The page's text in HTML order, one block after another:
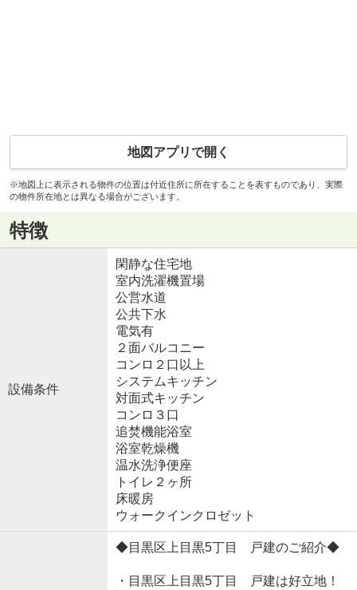
地図アプリで開く
※地図上に表示される物件の位置は付近住所に所在することを表すものであり、実際
の物件所在地とは異なる場合がございます。
特徴
設備条件
閑静な住宅地
室内洗濯機置場
公営水道
公共下水
電気有
２面バルコニー
コンロ２口以上
システムキッチン
対面式キッチン
コンロ３口
追焚機能浴室
浴室乾燥機
温水洗浄便座
トイレ２ヶ所
床暖房
ウォークインクロゼット
◆目黒区上目黒5丁目 戸建のご紹介◆
・目黒区上目黒5丁目 戸建は好立地！